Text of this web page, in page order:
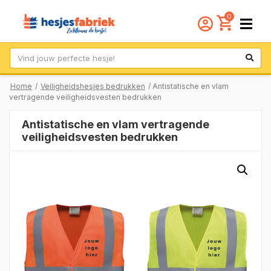
0
Zoek
Home / Veiligheidshesjes bedrukken / Antistatische en vlam
vertragende veiligheidsvesten bedrukken
Antistatische en vlam vertragende
veiligheidsvesten bedrukken